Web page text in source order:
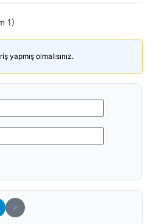
1)
yapmış olmalısınız.